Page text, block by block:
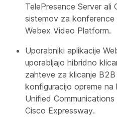
TelePresence Server ali
sistemov za
Webex Video Platform.
Uporabniki aplikacije
uporabljajo hibridno
zahteve za klicanje
konfiguracijo opreme
Unified
Cisco Expressway.